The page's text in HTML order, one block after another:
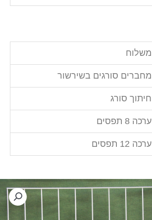
משלוח
מחברים סורגים בשירשור
חיתוך סורג
ערכה 8 תפסים
ערכה 12 תפסים